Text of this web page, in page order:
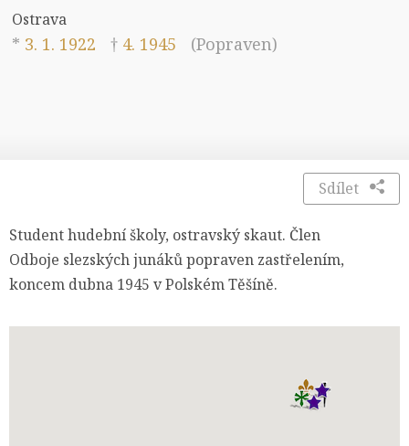
Ostrava
* 3. 1. 1922 † 4. 1945 (Popraven)
Sdílet
Student hudební školy, ostravský skaut. Člen
Odboje slezských junáků popraven zastřelením,
koncem dubna 1945 v Polském Těšíně.